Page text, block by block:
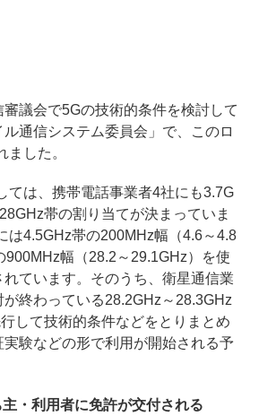
議会で5Gの技術的条件を検討して
通信システム委員会」で、このロ
ました。
は、携帯電話事業者4社にも3.7G
帯の割り当てが決まっていま
は4.5GHz帯の200MHz幅（4.6～4.8
900MHz幅（28.2～29.1GHz）を使
ています。そのうち、衛星通信業
終わっている28.2GHz～28.3GHz
して技術的条件などをとりまとめ
験などの形で利用が開始される予
・利用者に免許が交付される